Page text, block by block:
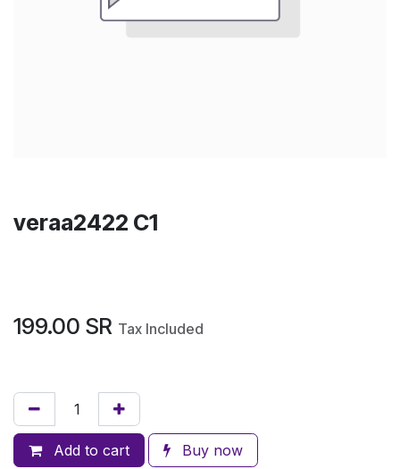
veraa2422 C1
199.00 SR Tax Included
Add to cart Buy now